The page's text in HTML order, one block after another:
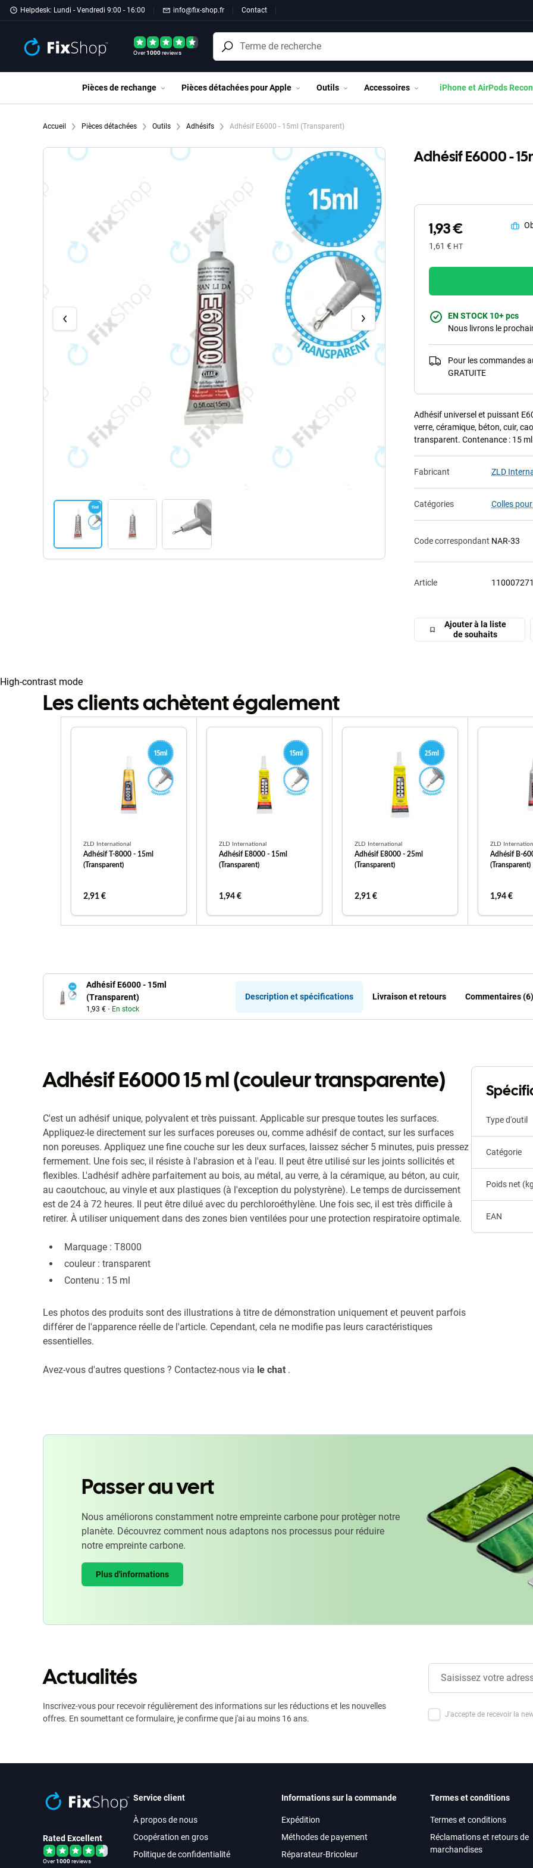
Passer au contenu principal
Helpdesk: Lundi - Vendredi 9:00 - 16:00 info@fix-shop.fr Contact
Over1000reviews
Pièces de rechange Pièces détachées pour Apple Outils Accessoires iPhone et AirPods
Accueil Pièces détachées Outils Adhésifs Adhésif E6000 - 15ml (Transparent)
Adhésif E6000 -
1,93 €
1,61 € HT
EN STOCK 10+ pcs
Nous livrons le
Pour les commandes
GRATUITE
Adhésif universel et puissant
verre, céramique, béton, cuir,
transparent. Contenance : 15
Fabricant ZLD
Catégories Colles
Code correspondant NAR-33
Article
Ajouter à la liste
de souhaits
High-contrast mode
Les clients achètent également
ZLD International
Adhésif T-8000 - 15ml
(Transparent)
2,91 €
ZLD International
Adhésif E8000 - 15ml
(Transparent)
1,94 €
ZLD International
Adhésif E8000 - 25ml
(Transparent)
2,91 €
ZLD
Adhésif B-
(Transparent)
1,94 €
Adhésif E6000 - 15ml
(Transparent)
1,93 € En stock
Description et spécifications Livraison et retours Commentaires (6)
Adhésif E6000 15 ml (couleur transparente)
C'est un adhésif unique, polyvalent et très puissant. Applicable sur presque toutes les surfaces.
Appliquez-le directement sur les surfaces poreuses ou, comme adhésif de contact, sur les surfaces
non poreuses. Appliquez une fine couche sur les deux surfaces, laissez sécher 5 minutes, puis pressez
fermement. Une fois sec, il résiste à l'abrasion et à l'eau. Il peut être utilisé sur les joints sollicités et
flexibles. L'adhésif adhère parfaitement au bois, au métal, au verre, à la céramique, au béton, au cuir,
au caoutchouc, au vinyle et aux plastiques (à l'exception du polystyrène). Le temps de durcissement
est de 24 à 72 heures. Il peut être dilué avec du perchloroéthylène. Une fois sec, il est très difficile à
retirer. À utiliser uniquement dans des zones bien ventilées pour une protection respiratoire optimale.
Marquage : T8000
couleur : transparent
Contenu : 15 ml
Les photos des produits sont des illustrations à titre de démonstration uniquement et peuvent parfois
différer de l'apparence réelle de l'article. Cependant, cela ne modifie pas leurs caractéristiques
essentielles.
Avez-vous d'autres questions ? Contactez-nous via le chat .
Type d'outil
Catégorie
Poids net
EAN
Passer au vert
Nous améliorons constamment notre empreinte carbone pour protèger notre
planète. Découvrez comment nous adaptons nos processus pour réduire
notre empreinte carbone.
Plus d'informations
Actualités
Inscrivez-vous pour recevoir régulièrement des informations sur les réductions et les nouvelles
offres. En soumettant ce formulaire, je confirme que j'ai au moins 16 ans.
J'accepte de recevoir la
Rated Excellent
Over1000reviews
Service client
À propos de nous
Coopération en gros
Politique de confidentialité
Informations sur la commande
Expédition
Méthodes de payement
Réparateur-Bricoleur
Termes et conditions
Termes et conditions
Réclamations et retours de
marchandises